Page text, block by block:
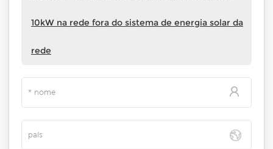
10kW na rede fora do sistema de energia solar da
rede